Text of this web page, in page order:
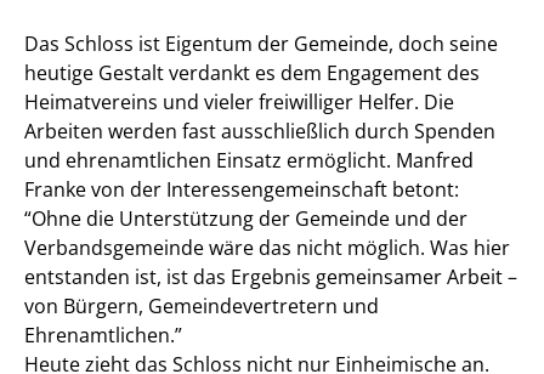
Das Schloss ist Eigentum der Gemeinde, doch seine
heutige Gestalt verdankt es dem Engagement des
Heimatvereins und vieler freiwilliger Helfer. Die
Arbeiten werden fast ausschließlich durch Spenden
und ehrenamtlichen Einsatz ermöglicht. Manfred
Franke von der Interessengemeinschaft betont:
“Ohne die Unterstützung der Gemeinde und der
Verbandsgemeinde wäre das nicht möglich. Was hier
entstanden ist, ist das Ergebnis gemeinsamer Arbeit –
von Bürgern, Gemeindevertretern und
Ehrenamtlichen.”
Heute zieht das Schloss nicht nur Einheimische an.